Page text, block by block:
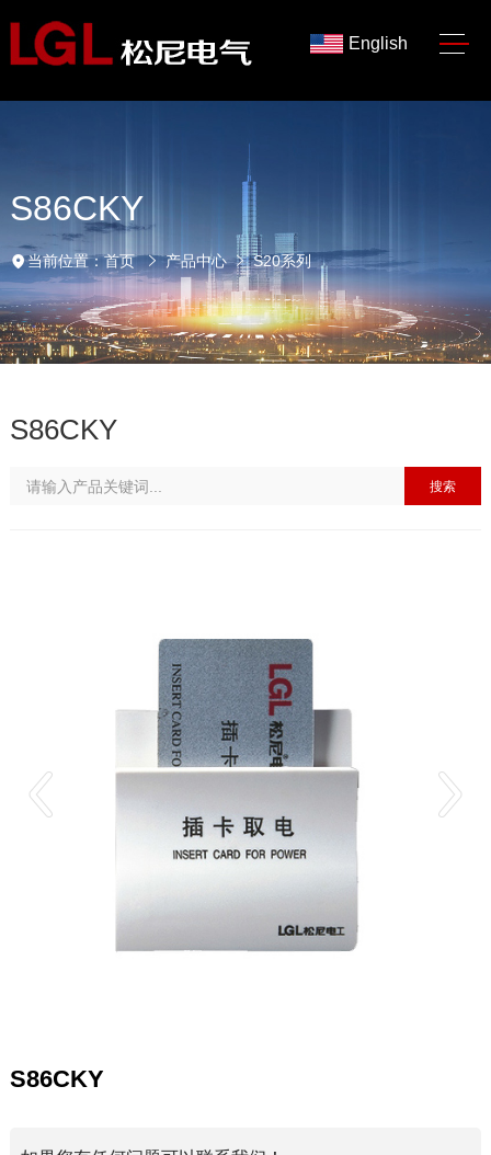
English
S86CKY
当前位置：首页 产品中心 S20系列
S86CKY
搜索
S86CKY